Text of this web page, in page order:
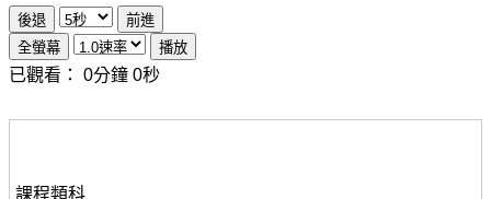
已觀看： 0分鐘 0秒
課程類科